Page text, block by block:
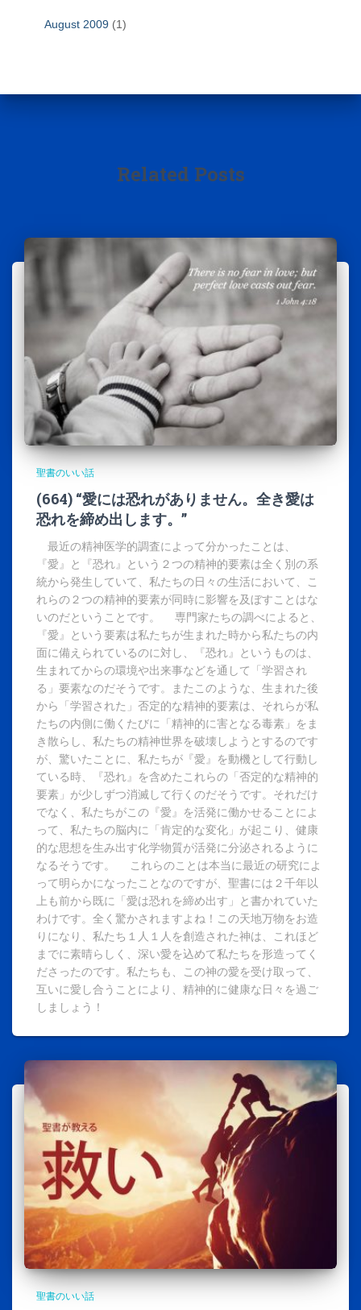
August 2009 (1)
Related Posts
聖書のいい話
(664) “愛には恐れがありません。全き愛は
恐れを締め出します。”
最近の精神医学的調査によって分かったことは、
『愛』と『恐れ』という２つの精神的要素は全く別の系
統から発生していて、私たちの日々の生活において、こ
れらの２つの精神的要素が同時に影響を及ぼすことはな
いのだということです。 専門家たちの調べによると、
『愛』という要素は私たちが生まれた時から私たちの内
面に備えられているのに対し、『恐れ』というものは、
生まれてからの環境や出来事などを通して「学習され
る」要素なのだそうです。またこのような、生まれた後
から「学習された」否定的な精神的要素は、それらが私
たちの内側に働くたびに「精神的に害となる毒素」をま
き散らし、私たちの精神世界を破壊しようとするのです
が、驚いたことに、私たちが『愛』を動機として行動し
ている時、『恐れ』を含めたこれらの「否定的な精神的
要素」が少しずつ消滅して行くのだそうです。それだけ
でなく、私たちがこの『愛』を活発に働かせることによ
って、私たちの脳内に「肯定的な変化」が起こり、健康
的な思想を生み出す化学物質が活発に分泌されるように
なるそうです。 これらのことは本当に最近の研究によ
って明らかになったことなのですが、聖書には２千年以
上も前から既に「愛は恐れを締め出す」と書かれていた
わけです。全く驚かされますよね！この天地万物をお造
りになり、私たち１人１人を創造された神は、これほど
までに素晴らしく、深い愛を込めて私たちを形造ってく
ださったのです。私たちも、この神の愛を受け取って、
互いに愛し合うことにより、精神的に健康な日々を過ご
しましょう！
聖書のいい話